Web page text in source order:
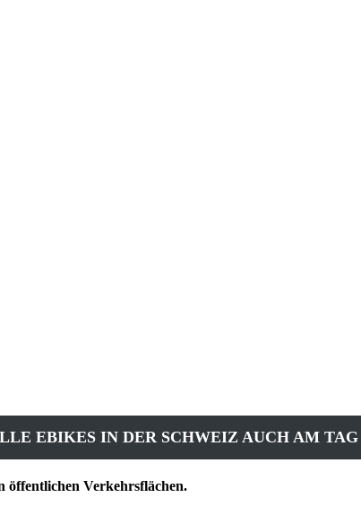
EBIKES IN DER SCHWEIZ AUCH AM
öffentlichen Verkehrsflächen.